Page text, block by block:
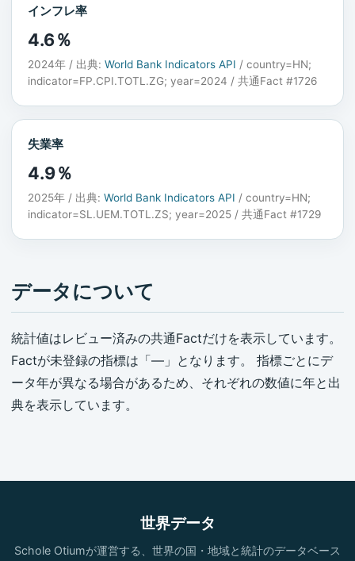
インフレ率
4.6％
2024年 / 出典: World Bank Indicators API / country=HN;
indicator=FP.CPI.TOTL.ZG; year=2024 / 共通Fact #1726
失業率
4.9％
2025年 / 出典: World Bank Indicators API / country=HN;
indicator=SL.UEM.TOTL.ZS; year=2025 / 共通Fact #1729
データについて
統計値はレビュー済みの共通Factだけを表示しています。
Factが未登録の指標は「—」となります。 指標ごとにデ
ータ年が異なる場合があるため、それぞれの数値に年と出
典を表示しています。
世界データ
Schole Otiumが運営する、世界の国・地域と統計のデータベース